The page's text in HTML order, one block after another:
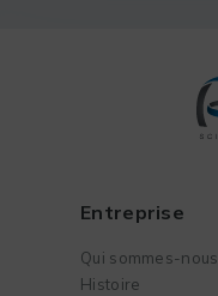
Entreprise
Qui sommes-nous
Histoire